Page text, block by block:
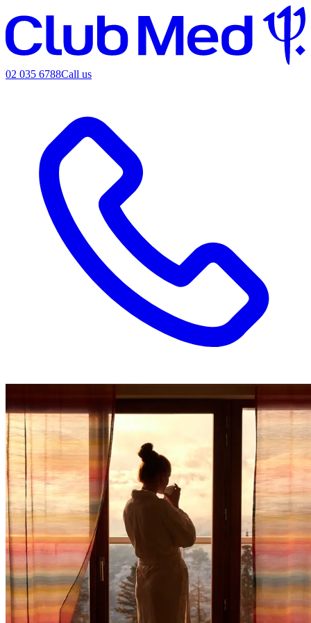
02 035 6788Call us